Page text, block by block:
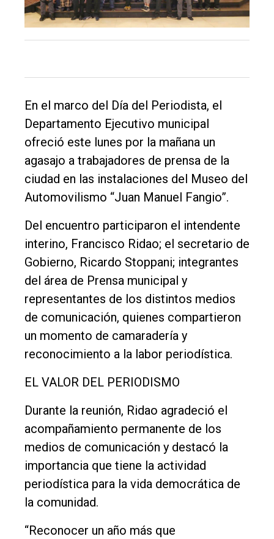
único
DIARIO
Balcarce
Inicio
Tendencia
General
Política
Cultura
Entrevistas
Rural
Deportes
Fúnebres
En el marco del Día del Periodista, el
Departamento Ejecutivo municipal
ofreció este lunes por la mañana un
agasajo a trabajadores de prensa de la
ciudad en las instalaciones del Museo del
Automovilismo “Juan Manuel Fangio”.
Del encuentro participaron el intendente
interino, Francisco Ridao; el secretario de
Gobierno, Ricardo Stoppani; integrantes
del área de Prensa municipal y
representantes de los distintos medios
de comunicación, quienes compartieron
un momento de camaradería y
reconocimiento a la labor periodística.
EL VALOR DEL PERIODISMO
Durante la reunión, Ridao agradeció el
acompañamiento permanente de los
medios de comunicación y destacó la
importancia que tiene la actividad
periodística para la vida democrática de
la comunidad.
“Reconocer un año más que